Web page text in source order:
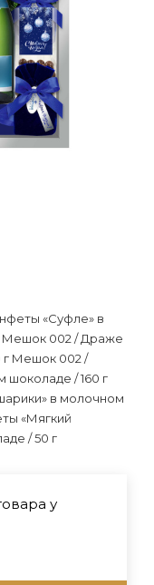
«Суфле» в
Мешок 002 / Драже
г Мешок 002 /
шоколаде / 160 г
в молочном
«Мягкий
/ 50 г
у